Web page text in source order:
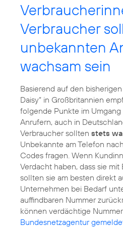
Verbraucher
unbekannten
wachsam sein
Basierend auf den
Daisy“ in Großbritannien
folgende Punkte im
Anrufern, auch in
Verbraucher sollten stets
Unbekannte am Telefon
Codes fragen. Wenn
Verdacht haben, dass sie
sollten sie am besten direkt
Unternehmen bei Bedarf
auffindbaren Nummer
können verdächtige
Bundesnetzagentur